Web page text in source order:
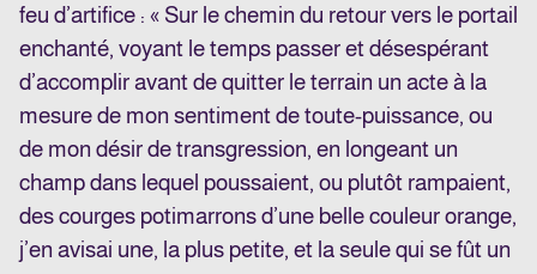
feu d’artifice : « Sur le chemin du retour vers le portail
enchanté, voyant le temps passer et désespérant
d’accomplir avant de quitter le terrain un acte à la
mesure de mon sentiment de toute-puissance, ou
de mon désir de transgression, en longeant un
champ dans lequel poussaient, ou plutôt rampaient,
des courges potimarrons d’une belle couleur orange,
j’en avisai une, la plus petite, et la seule qui se fût un